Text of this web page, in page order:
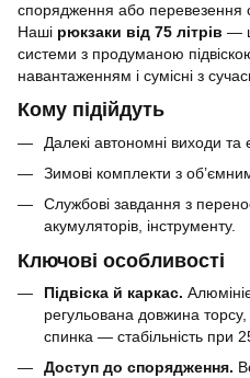
спорядження або перевезення
Наші рюкзаки від 75 літрів —
системи з продуманою
навантаженням і сумісні з
Кому підійдуть
Далекі автономні виходи та
Зимові комплекти з
Службові завдання з
акумуляторів, інструменту.
Ключові особливості
Підвіска й каркас.
регульована довжина
спинка — стабільність при
Доступ до спорядження.